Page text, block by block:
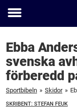
Toggle
Ebba
svenska
förberedd
Sportbibeln » Skidor »
SKRIBENT: STEFAN FEUK